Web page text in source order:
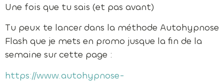
Une fois que tu sais (et pas avant)
Tu peux te lancer dans la méthode Autohypnose
Flash que je mets en promo jusque la fin de la
semaine sur cette page :
https://www.autohypnose-